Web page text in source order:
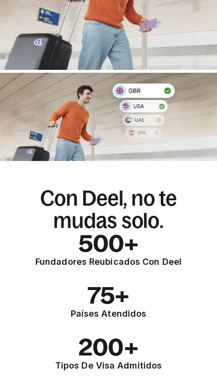
Con Deel, no te
mudas solo.
500+
Fundadores Reubicados Con Deel
75+
Países Atendidos
200+
Tipos De Visa Admitidos